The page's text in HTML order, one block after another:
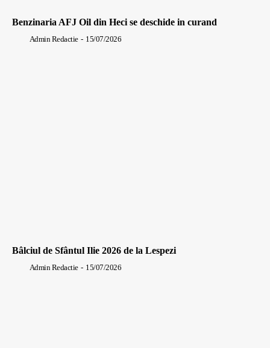
Benzinaria AFJ Oil din Heci se deschide in curand
Admin Redactie - 15/07/2026
Bâlciul de Sfântul Ilie 2026 de la Lespezi
Admin Redactie - 15/07/2026